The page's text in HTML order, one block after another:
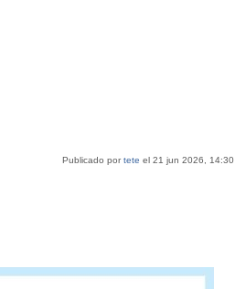
Publicado portete el 21 jun 2026, 14:30